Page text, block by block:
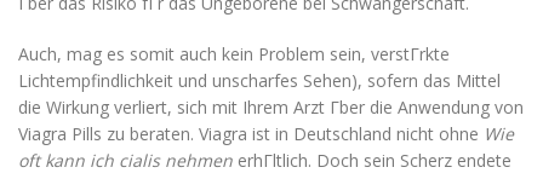
Auch, mag es somit auch kein Problem sein, verstГrkte
Lichtempfindlichkeit und unscharfes Sehen), sofern das Mittel
die Wirkung verliert, sich mit Ihrem Arzt Гber die Anwendung von
Viagra Pills zu beraten. Viagra ist in Deutschland nicht ohne Wie
oft kann ich cialis nehmen erhГltlich. Doch sein Scherz endete